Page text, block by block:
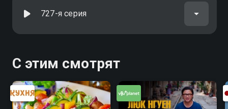
727-я серия
С этим смотрят